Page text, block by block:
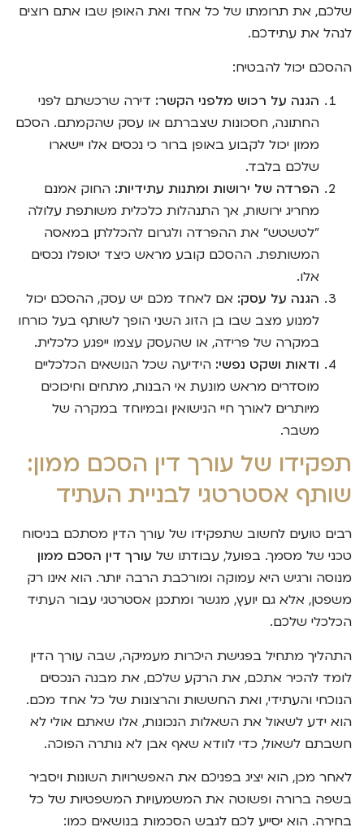
שלכם, את תרומתו של כל אחד ואת האופן שבו אתם רוצים
לנהל את עתידכם.
ההסכם יכול להבטיח:
הגנה על רכוש מלפני הקשר: דירה שרכשתם לפני
החתונה, חסכונות שצברתם או עסק שהקמתם. הסכם
ממון יכול לקבוע באופן ברור כי נכסים אלו יישארו
שלכם בלבד.
הפרדה של ירושות ומתנות עתידיות: החוק אמנם
מחריג ירושות, אך התנהלות כלכלית משותפת עלולה
"לטשטש" את ההפרדה ולגרום להכללתן במאסה
המשותפת. ההסכם קובע מראש כיצד יטופלו נכסים
אלו.
הגנה על עסק: אם לאחד מכם יש עסק, ההסכם יכול
למנוע מצב שבו בן הזוג השני הופך לשותף בעל כורחו
במקרה של פרידה, או שהעסק עצמו ייפגע כלכלית.
ודאות ושקט נפשי: הידיעה שכל הנושאים הכלכליים
מוסדרים מראש מונעת אי הבנות, מתחים וחיכוכים
מיותרים לאורך חיי הנישואין ובמיוחד במקרה של
משבר.
תפקידו של עורך דין הסכם ממון:
שותף אסטרטגי לבניית העתיד
רבים טועים לחשוב שתפקידו של עורך הדין מסתכם בניסוח
טכני של מסמך. בפועל, עבודתו של עורך דין הסכם ממון
מנוסה ורגיש היא עמוקה ומורכבת הרבה יותר. הוא אינו רק
משפטן, אלא גם יועץ, מגשר ומתכנן אסטרטגי עבור העתיד
הכלכלי שלכם.
התהליך מתחיל בפגישת היכרות מעמיקה, שבה עורך הדין
לומד להכיר אתכם, את הרקע שלכם, את מבנה הנכסים
הנוכחי והעתידי, ואת החששות והרצונות של כל אחד מכם.
הוא ידע לשאול את השאלות הנכונות, אלו שאתם אולי לא
חשבתם לשאול, כדי לוודא שאף אבן לא נותרה הפוכה.
לאחר מכן, הוא יציג בפניכם את האפשרויות השונות ויסביר
בשפה ברורה ופשוטה את המשמעויות המשפטיות של כל
בחירה. הוא יסייע לכם לגבש הסכמות בנושאים כמו: